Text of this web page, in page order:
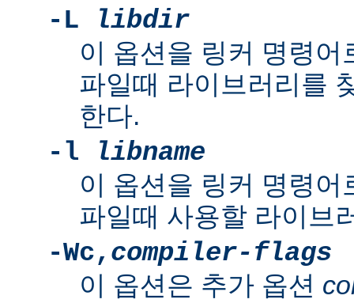
-L
libdir
이 옵션을 링커 명령
파일때 라이브러리를
한다.
-l
libname
이 옵션을 링커 명령
파일때 사용할 라이브
-Wc, compiler-flags
이 옵션은 추가 옵션